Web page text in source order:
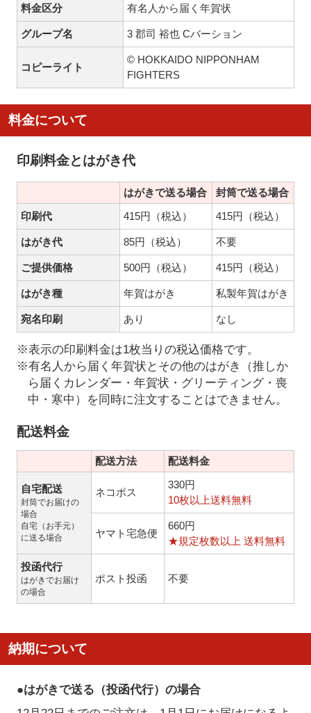
料金区分 有名人から届く年賀状
グループ名 3 郡司 裕也 Cバーション
コピーライト
© HOKKAIDO NIPPONHAM
FIGHTERS
料金について
印刷料金とはがき代
はがきで送る場合
封筒で送る場合
印刷代
415円（税込） 415円（税込）
はがき代 85円（税込） 不要
ご提供価格 500円（税込） 415円（税込）
はがき種 年賀はがき 私製年賀はがき
宛名印刷 あり なし
※表示の印刷料金は1枚当りの税込価格です。
※有名人から届く年賀状とその他のはがき（推しか
ら届くカレンダー・年賀状・グリーティング・喪
中・寒中）を同時に注文することはできません。
配送料金
配送方法 配送料金
自宅配送
封筒でお届けの
場合
自宅（お手元）
に送る場合
ネコポス
330円
10枚以上送料無料
ヤマト宅急便
660円
★規定枚数以上 送料無料
投函代行
はがきでお届け
の場合
ポスト投函 不要
納期について
●はがきで送る（投函代行）の場合